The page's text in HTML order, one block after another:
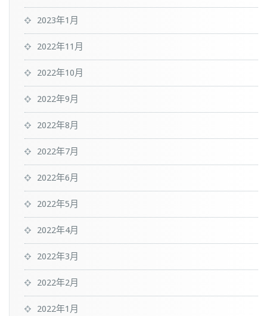
2023年1月
2022年11月
2022年10月
2022年9月
2022年8月
2022年7月
2022年6月
2022年5月
2022年4月
2022年3月
2022年2月
2022年1月